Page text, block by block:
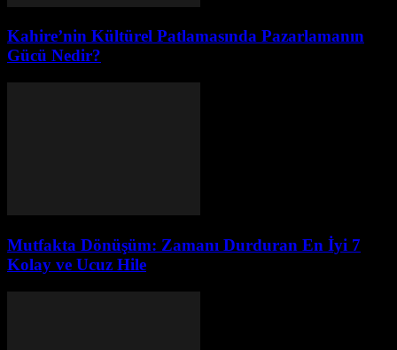
Kahire’nin Kültürel Patlamasında Pazarlamanın
Gücü Nedir?
Mutfakta Dönüşüm: Zamanı Durduran En İyi 7
Kolay ve Ucuz Hile